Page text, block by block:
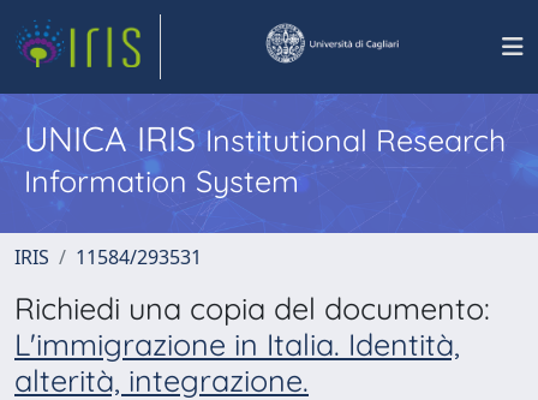
UNICA IRISInstitutional Research
Information System
IRIS 11584/293531
Richiedi una copia del documento:
L'immigrazione in Italia. Identità,
alterità, integrazione.